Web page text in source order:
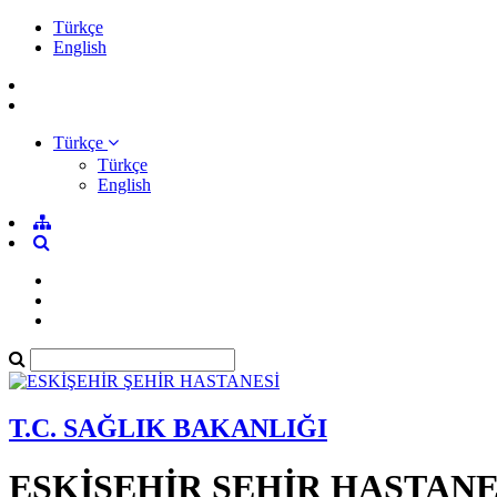
Türkçe
English
Türkçe
Türkçe
English
T.C. SAĞLIK BAKANLIĞI
ESKİŞEHİR ŞEHİR